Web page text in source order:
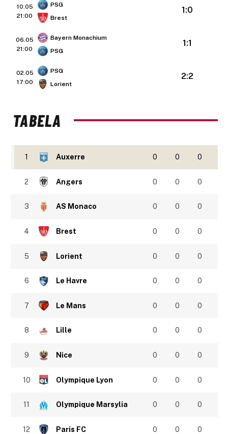
10.05
21:00
PSG
Brest
1:0
06.05
21:00
Bayern Monachium
PSG
1:1
02.05
17:00
PSG
Lorient
2:2
TABELA
1 Auxerre 0 0 0
2 Angers 0 0 0
3 AS Monaco 0 0 0
4 Brest 0 0 0
5 Lorient 0 0 0
6 Le Havre 0 0 0
7 Le Mans 0 0 0
8 Lille 0 0 0
9 Nice 0 0 0
10 Olympique Lyon 0 0 0
11 Olympique Marsylia 0 0 0
12 Paris FC 0 0 0